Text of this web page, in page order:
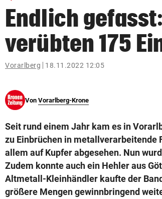
bookmark
search
Suchbegriff
eingeben
© Krone Multimedia GmbH & Co KG 2026
Endlich
verübten 175
Vorarlberg 18.11.2022 12:05
Von Vorarlberg-Krone
Seit rund einem Jahr kam es in
zu Einbrüchen in metallverarbeitende
allem auf Kupfer abgesehen. Nun
Zudem konnte auch ein Hehler aus
Altmetall-Kleinhändler kaufte der
größere Mengen gewinnbringend